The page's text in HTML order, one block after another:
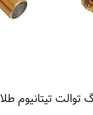
توالت تیتانیوم طلا